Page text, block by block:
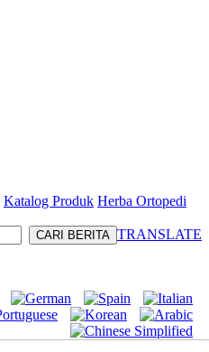
Katalog Produk Herba Ortopedi
TRANSLATE